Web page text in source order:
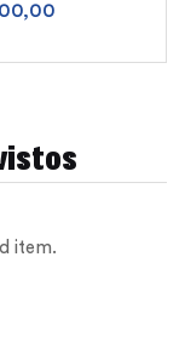
item.